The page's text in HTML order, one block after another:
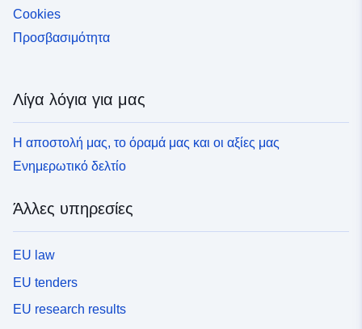
Cookies
Προσβασιμότητα
Λίγα λόγια για μας
Η αποστολή μας, το όραμά μας και οι αξίες μας
Ενημερωτικό δελτίο
Άλλες υπηρεσίες
EU law
EU tenders
EU research results